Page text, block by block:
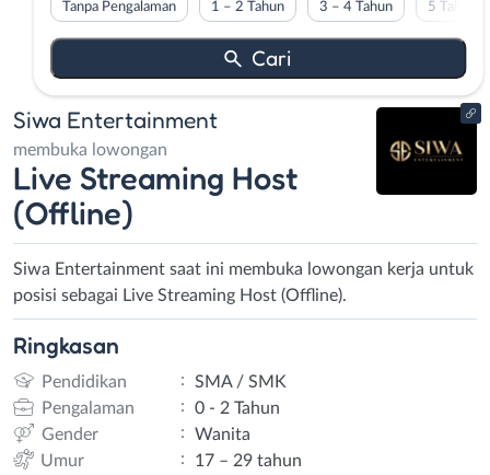
Tanpa Pengalaman 1 – 2 Tahun 3 – 4 Tahun 5 Tahun
Siwa Entertainment
membuka lowongan
Live Streaming Host
(Offline)
Siwa Entertainment saat ini membuka lowongan kerja untuk
posisi sebagai Live Streaming Host (Offline).
Ringkasan
Pendidikan :
SMA / SMK
Pengalaman
:
0 - 2 Tahun
Gender
:
Wanita
Umur
:
17 – 29 tahun